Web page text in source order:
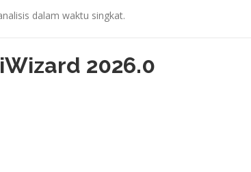
dalam waktu singkat.
2026.0